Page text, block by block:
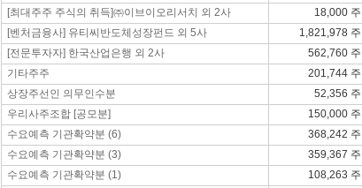
[최대주주 주식의 취득]㈜이브이오리서치 외 2사
18,000 주
[벤처금융사] 유티씨반도체성장펀드 외 5사
1,821,978 주
[전문투자자] 한국산업은행 외 2사
562,760 주
기타주주
201,744 주
상장주선인 의무인수분
52,356 주
우리사주조합 [공모분]
150,000 주
수요예측 기관확약분 (6)
368,242 주
수요예측 기관확약분 (3)
359,367 주
수요예측 기관확약분 (1)
108,263 주